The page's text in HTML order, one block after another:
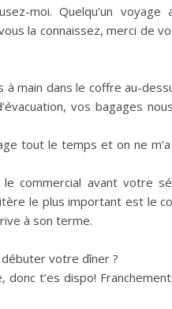
moi. Quelqu’un
la connaissez, merci de
à main dans le coffre au-
vos bagages
tout le temps et on ne
commercial avant votre
le plus important est le
à son terme.
votre dîner ?
donc t’es dispo!